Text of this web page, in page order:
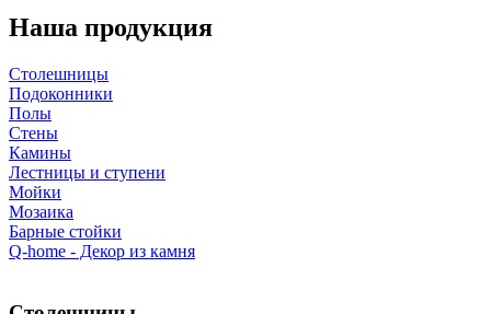
Наша продукция
Столешницы
Подоконники
Полы
Стены
Камины
Лестницы и ступени
Мойки
Мозаика
Барные стойки
Q-home - Декор из камня